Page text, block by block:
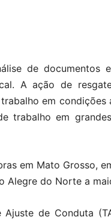
de documentos
A ação de
em condições
trabalho em
em Mato Grosso,
Alegre do Norte a
de Conduta